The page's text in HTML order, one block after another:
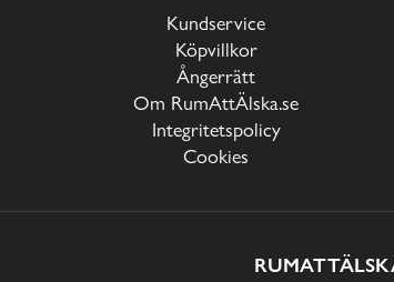
Kundservice
Köpvillkor
Ångerrätt
Om RumAttÄlska.se
Integritetspolicy
Cookies